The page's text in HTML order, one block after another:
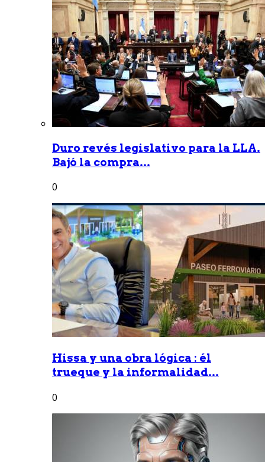
Duro revés legislativo para la LLA.
Bajó la compra...
0
Hissa y una obra lógica : él
trueque y la informalidad...
0